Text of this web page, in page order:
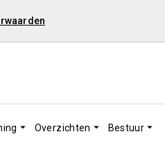
Overzichten Bestuur